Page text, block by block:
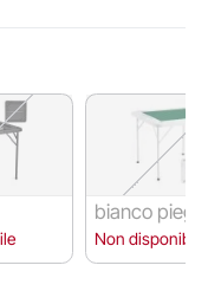
bianco
Non disponibile